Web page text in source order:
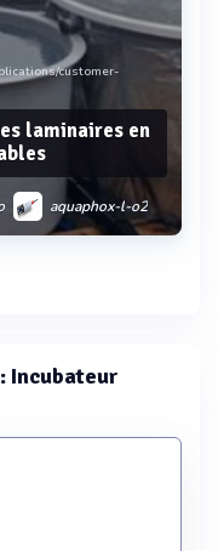
customer-
laminaires en
aquaphox-l-o2
Incubateur